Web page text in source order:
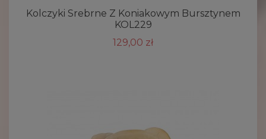
Kolczyki Srebrne Z Koniakowym Bursztynem
KOL229
129,00 zł